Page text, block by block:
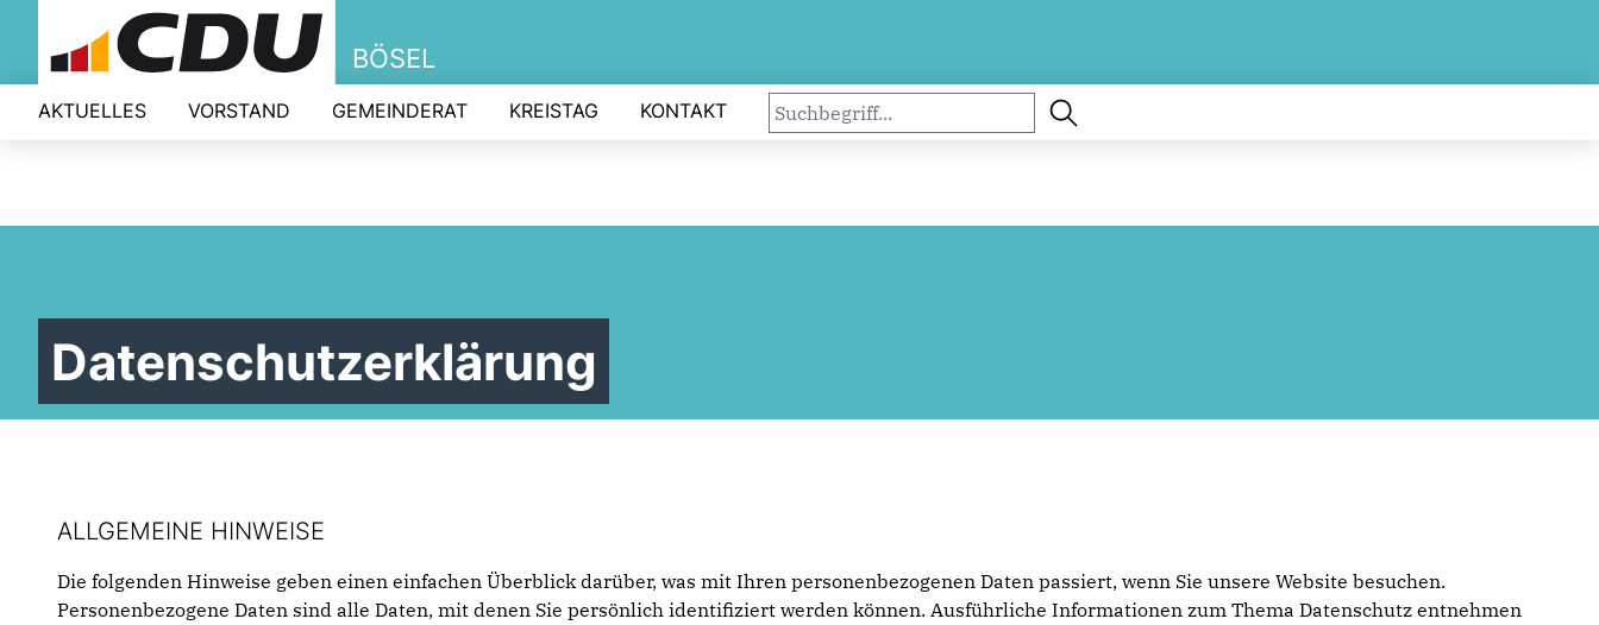
BÖSEL
AKTUELLES VORSTAND GEMEINDERAT KREISTAG KONTAKT
Datenschutzerklärung
ALLGEMEINE HINWEISE
Die folgenden Hinweise geben einen einfachen Überblick darüber, was mit Ihren personenbezogenen Daten passiert, wenn Sie unsere Website besuchen.
Personenbezogene Daten sind alle Daten, mit denen Sie persönlich identifiziert werden können. Ausführliche Informationen zum Thema Datenschutz entnehmen